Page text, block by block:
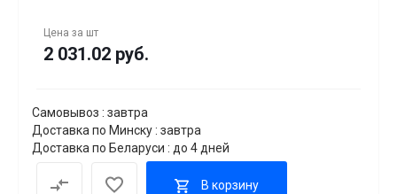
Цена за шт
2 031.02 руб.
Самовывоз : завтра
Доставка по Минску : завтра
Доставка по Беларуси : до 4 дней
В корзину